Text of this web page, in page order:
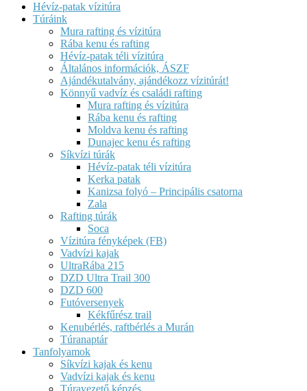
Hévíz-patak vízitúra
Túráink
Mura rafting és vízitúra
Rába kenu és rafting
Hévíz-patak téli vízitúra
Általános információk, ÁSZF
Ajándékutalvány, ajándékozz vízitúrát!
Könnyű vadvíz és családi rafting
Mura rafting és vízitúra
Rába kenu és rafting
Moldva kenu és rafting
Dunajec kenu és rafting
Síkvízi túrák
Hévíz-patak téli vízitúra
Kerka patak
Kanizsa folyó – Principális csatorna
Zala
Rafting túrák
Soca
Vízitúra fényképek (FB)
Vadvízi kajak
UltraRába 215
DZD Ultra Trail 300
DZD 600
Futóversenyek
Kékfűrész trail
Kenubérlés, raftbérlés a Murán
Túranaptár
Tanfolyamok
Síkvízi kajak és kenu
Vadvízi kajak és kenu
Túravezető képzés